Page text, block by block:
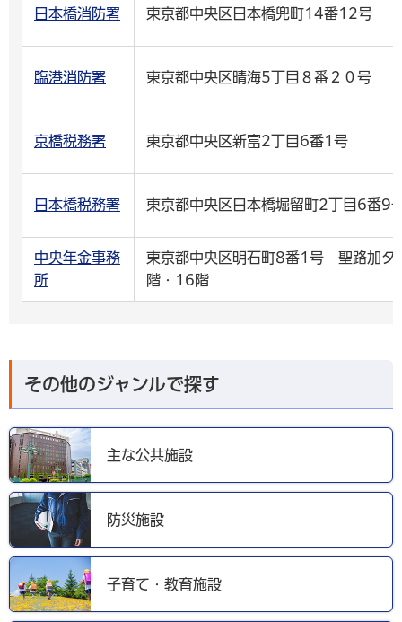
日本橋消防署 東京都中央区日本橋兜町14番12号
臨港消防署 東京都中央区晴海5丁目８番２０号
京橋税務署 東京都中央区新富2丁目6番1号
日本橋税務署 東京都中央区日本橋堀留町2丁目6番9
中央年金事務
所
東京都中央区明石町8番1号 聖路加タ
階・16階
その他のジャンルで探す
主な公共施設
防災施設
子育て・教育施設